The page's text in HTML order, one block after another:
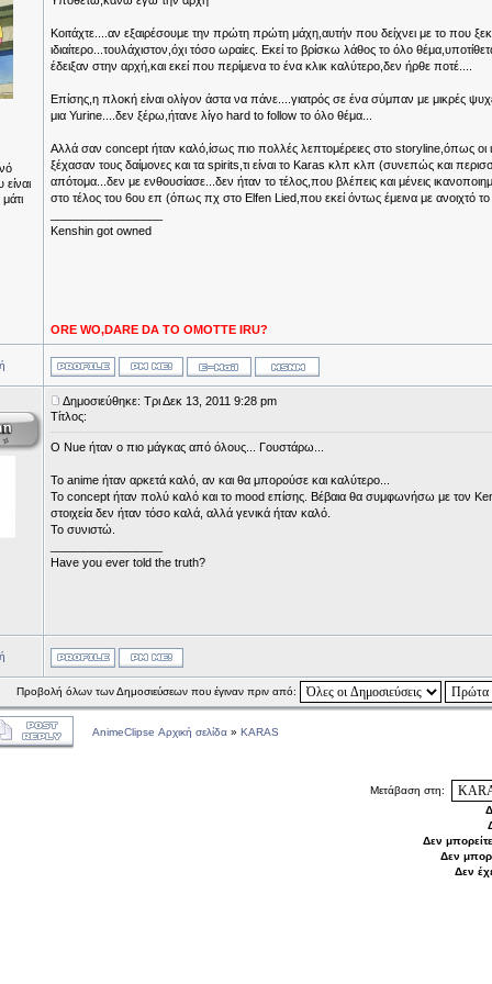
Κοιτάχτε....αν εξαιρέσουμε την πρώτη πρώτη μάχη,αυτήν που δείχνει με το που
ιδιαίτερο...τουλάχιστον,όχι τόσο ωραίες. Εκεί το βρίσκω λάθος το όλο
έδειξαν στην αρχή,και εκεί που περίμενα το ένα κλικ καλύτερο,δεν ήρθε ποτέ....
Επίσης,η πλοκή είναι ολίγον άστα να πάνε....γιατρός σε ένα σύμπαν με μικρές
μια Yurine....δεν ξέρω,ήτανε λίγο hard to follow το όλο θέμα...
Αλλά σαν concept ήταν καλό,ίσως πιο πολλές λεπτομέρειες στο storyline,όπως οι
ξέχασαν τους δαίμονες και τα spirits,τι είναι το Karas κλπ κλπ (συνεπώς και
απότομα...δεν με ενθουσίασε...δεν ήταν το τέλος,που βλέπεις και μένεις
στο τέλος του 6ου επ (όπως πχ στο Elfen Lied,που εκεί όντως έμεινα με ανοιχτό
Kenshin got owned
ORE WO,DARE DA TO OMOTTE IRU?
Δημοσιεύθηκε: Τρι Δεκ 13, 2011 9:28 pm
Τίτλος:
Ο Nue ήταν ο πιο μάγκας από όλους... Γουστάρω...
Το anime ήταν αρκετά καλό, αν και θα μπορούσε και καλύτερο...
Το concept ήταν πολύ καλό και το mood επίσης. Βέβαια θα συμφωνήσω με τον
στοιχεία δεν ήταν τόσο καλά, αλλά γενικά ήταν καλό.
Το συνιστώ.
Have you ever told the truth?
Προβολή όλων των Δημοσιεύσεων που έγιναν πριν από:
AnimeClipse Αρχική σελίδα» KARAS
Μετάβαση στη:
Δεν μπορείτε
Δεν
Δεν